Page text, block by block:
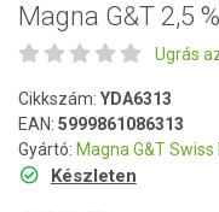
Magna G&T 2,5
Ugrás
Cikkszám: YDA6313
EAN: 5999861086313
Gyártó: Magna G&T
Készleten